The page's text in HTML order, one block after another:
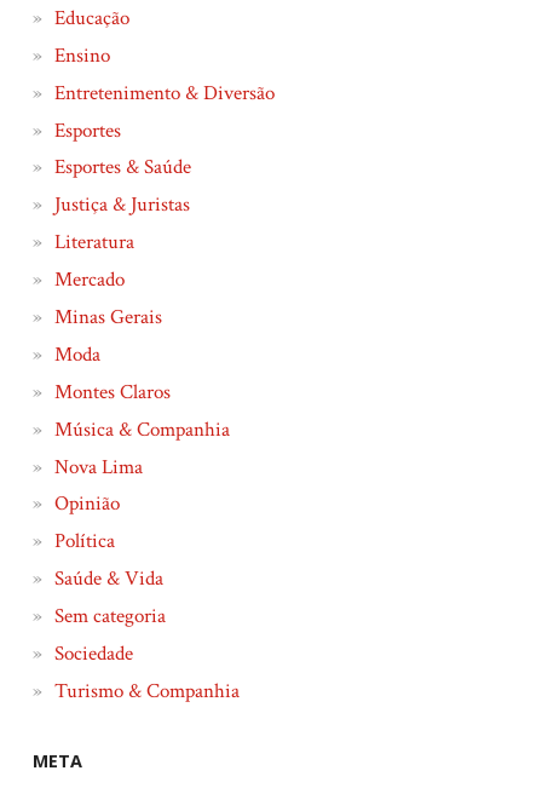
Educação
Ensino
Entretenimento & Diversão
Esportes
Esportes & Saúde
Justiça & Juristas
Literatura
Mercado
Minas Gerais
Moda
Montes Claros
Música & Companhia
Nova Lima
Opinião
Política
Saúde & Vida
Sem categoria
Sociedade
Turismo & Companhia
META